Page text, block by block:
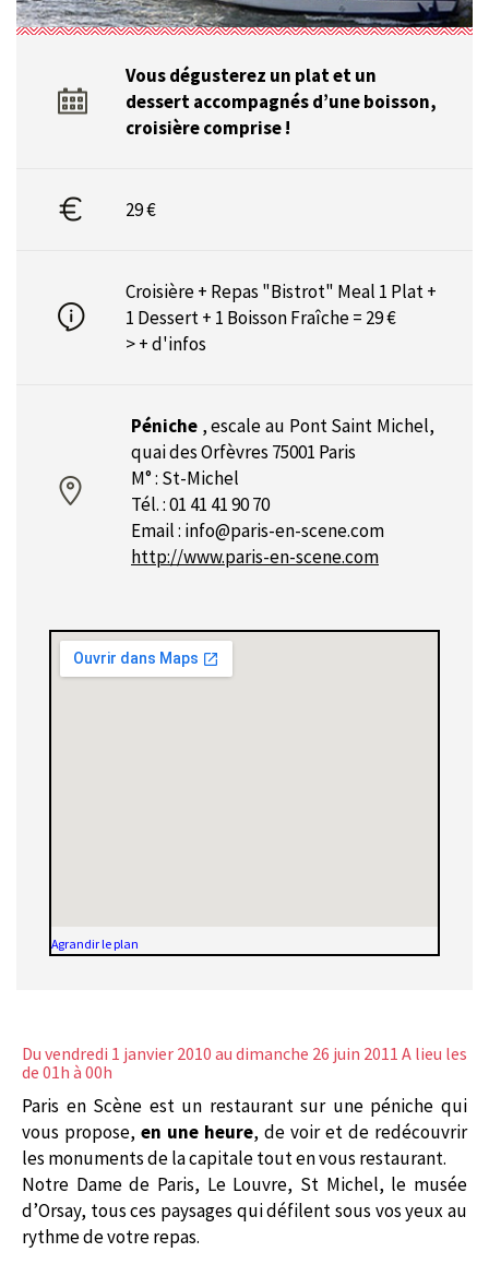
Vous dégusterez un plat et un
dessert accompagnés d’une boisson,
croisière comprise !
29 €
Croisière + Repas "Bistrot" Meal 1 Plat +
1 Dessert + 1 Boisson Fraîche = 29 €
> + d'infos
Péniche ,escale au Pont Saint Michel,
quai des Orfèvres 75001 Paris
M° : St-Michel
Tél. : 01 41 41 90 70‎
Email : info@paris-en-scene.com
http://www.paris-en-scene.com
Agrandir le plan
Du vendredi 1 janvier 2010 au dimanche 26 juin 2011 A lieu les
de 01h à 00h
Paris en Scène est un restaurant sur une péniche qui
vous propose, en une heure, de voir et de redécouvrir
les monuments de la capitale tout en vous restaurant.
Notre Dame de Paris, Le Louvre, St Michel, le musée
d’Orsay, tous ces paysages qui défilent sous vos yeux au
rythme de votre repas.